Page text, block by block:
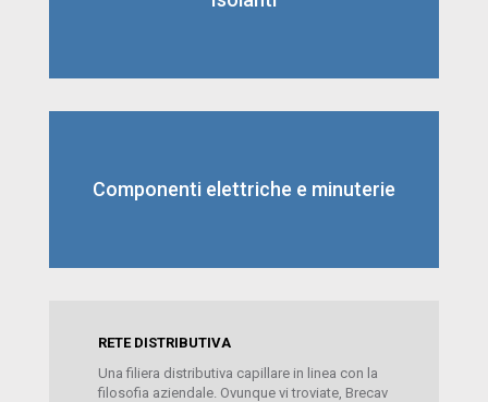
Componenti elettriche e minuterie
RETE DISTRIBUTIVA
Una filiera distributiva capillare in linea con la
filosofia aziendale. Ovunque vi troviate, Brecav